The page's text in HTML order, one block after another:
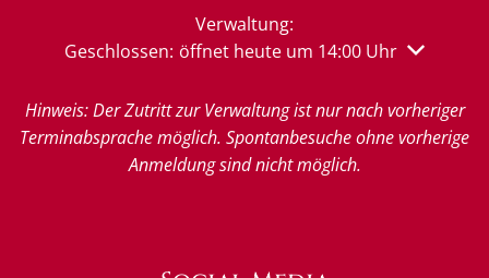
Verwaltung:
Klicken, um weitere Öffnungs- oder Schließzeiten
Geschlossen: öffnet heute um 14:00 Uhr
Hinweis: Der Zutritt zur Verwaltung ist nur nach vorheriger
Terminabsprache möglich. Spontanbesuche ohne vorherige
Anmeldung sind nicht möglich.